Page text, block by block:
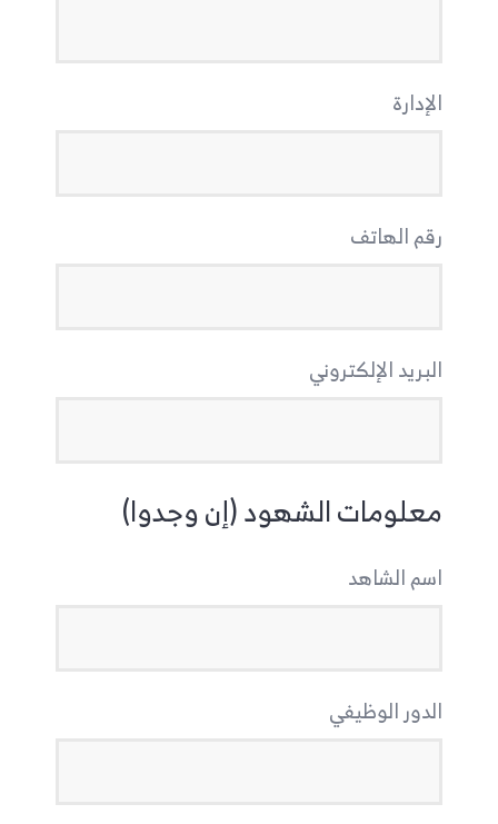
الإدارة
رقم الهاتف
البريد الإلكتروني
معلومات الشهود (إن وجدوا)
اسم الشاهد
الدور الوظيفي